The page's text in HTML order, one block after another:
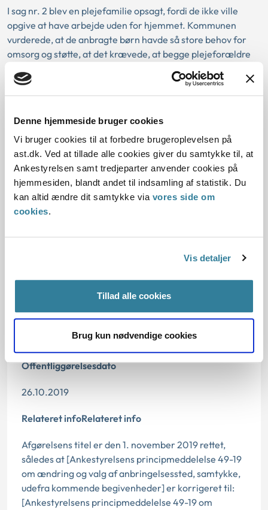
Denne hjemmeside bruger cookies
Vi bruger cookies til at forbedre brugeroplevelsen på
ast.dk. Ved at tillade alle cookies giver du samtykke til, at
Ankestyrelsen samt tredjeparter anvender cookies på
hjemmesiden, blandt andet til indsamling af statistik. Du
kan altid ændre dit samtykke via vores side om
cookies.
Vis detaljer
Tillad alle cookies
Brug kun nødvendige cookies
I sag nr. 2 blev en plejefamilie opsagt, fordi de ikke ville
opgive at have arbejde uden for hjemmet. Kommunen
vurderede, at de anbragte børn havde så store behov for
omsorg og støtte, at det krævede, at begge plejeforældre
var til stede i hjemmet. Ankestyrelsen vurderede, at sagen
skulle forelægges for børn og unge-udvalget.
Baggrund for at offentliggøre denne
principmeddelelse:
Gældende regler
Afgørelse:
Dato for underskrift
Offentliggørelsesdato
26.10.2019
Relateret infoRelateret info
Afgørelsens titel er den 1. november 2019 rettet,
således at [Ankestyrelsens principmeddelelse 49-19
om ændring og valg af anbringelsessted, samtykke,
udefra kommende begivenheder] er korrigeret til:
[Ankestyrelsens principmeddelelse 49-19 om